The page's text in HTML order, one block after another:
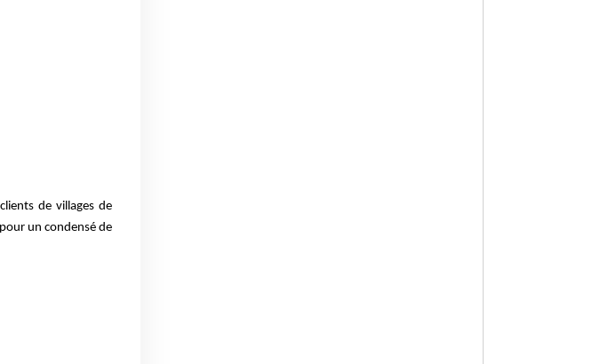
de villages de
un condensé de